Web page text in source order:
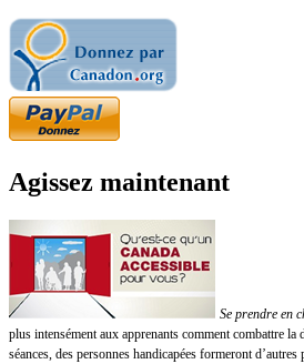
Agissez maintenant
Se prendre en
plus intensément aux apprenants comment combattre
séances, des personnes handicapées formeront